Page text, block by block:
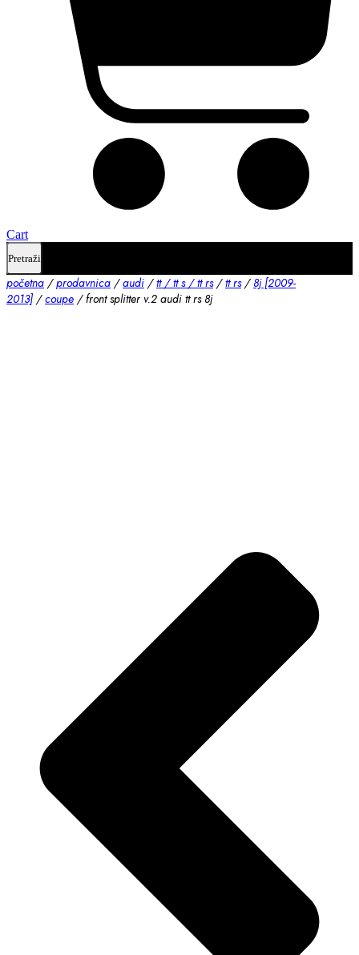
Cart
Pretraži
početna /prodavnica /audi /tt / tt s / tt rs/tt rs/8j [2009-
2013]/coupe / front splitter v.2 audi tt rs 8j